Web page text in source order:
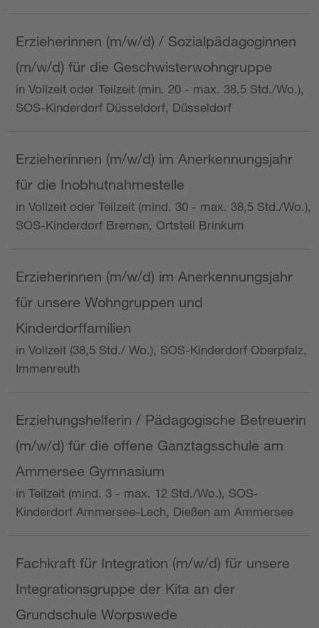
Erzieherinnen (m/w/d) / Sozialpädagoginnen
(m/w/d) für die Geschwisterwohngruppe
in Vollzeit oder Teilzeit (min. 20 - max. 38,5 Std./Wo.),
SOS-Kinderdorf Düsseldorf, Düsseldorf
Erzieherinnen (m/w/d) im Anerkennungsjahr
für die Inobhutnahmestelle
in Vollzeit oder Teilzeit (mind. 30 - max. 38,5 Std./Wo.),
SOS-Kinderdorf Bremen, Ortsteil Brinkum
Erzieherinnen (m/w/d) im Anerkennungsjahr
für unsere Wohngruppen und
Kinderdorffamilien
in Vollzeit (38,5 Std./ Wo.), SOS-Kinderdorf Oberpfalz,
Immenreuth
Erziehungshelferin / Pädagogische Betreuerin
(m/w/d) für die offene Ganztagsschule am
Ammersee Gymnasium
in Teilzeit (mind. 3 - max. 12 Std./Wo.), SOS-
Kinderdorf Ammersee-Lech, Dießen am Ammersee
Fachkraft für Integration (m/w/d) für unsere
Integrationsgruppe der Kita an der
Grundschule Worpswede